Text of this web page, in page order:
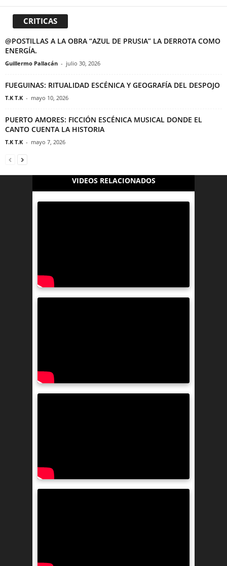
CRITICAS
@POSTILLAS A LA OBRA “AZUL DE PRUSIA” LA DERROTA COMO
ENERGÍA.
Guillermo Pallacán - julio 30, 2026
FUEGUINAS: RITUALIDAD ESCÉNICA Y GEOGRAFÍA DEL DESPOJO
T.K T.K - mayo 10, 2026
PUERTO AMORES: FICCIÓN ESCÉNICA MUSICAL DONDE EL
CANTO CUENTA LA HISTORIA
T.K T.K - mayo 7, 2026
VIDEOS RELACIONADOS